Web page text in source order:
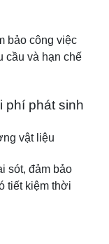
bảo công việc
cầu và hạn chế
phí phát sinh
vật liệu
sót, đảm bảo
tiết kiệm thời